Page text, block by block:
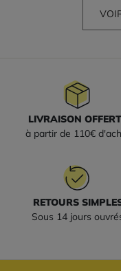
LIVRAISON
à partir de 110€
RETOURS
Sous 14 jours